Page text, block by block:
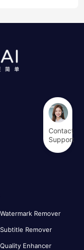
Remover
Remover
Enhancer
Contact
Support